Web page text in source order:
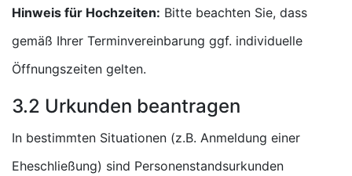
Hinweis für Hochzeiten: Bitte beachten Sie, dass
gemäß Ihrer Terminvereinbarung ggf. individuelle
Öffnungszeiten gelten.
3.2 Urkunden beantragen
In bestimmten Situationen (z.B. Anmeldung einer
Eheschließung) sind Personenstandsurkunden